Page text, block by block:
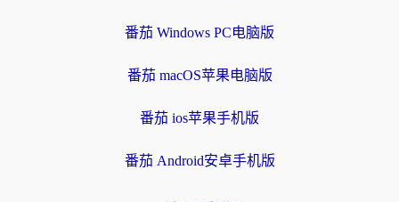
番茄 Windows PC电脑版
番茄 macOS苹果电脑版
番茄 ios苹果手机版
番茄 Android安卓手机版